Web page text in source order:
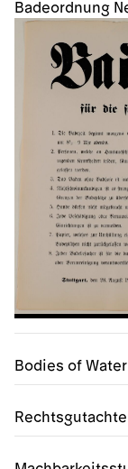
Badeordnung
Bodies of Water